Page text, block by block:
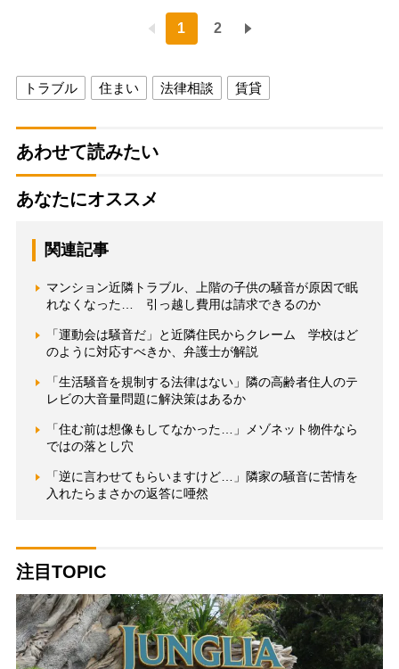
1 2
トラブル 住まい 法律相談 賃貸
あわせて読みたい
あなたにオススメ
関連記事
マンション近隣トラブル、上階の子供の騒音が原因で眠
れなくなった… 引っ越し費用は請求できるのか
「運動会は騒音だ」と近隣住民からクレーム 学校はど
のように対応すべきか、弁護士が解説
「生活騒音を規制する法律はない」隣の高齢者住人のテ
レビの大音量問題に解決策はあるか
「住む前は想像もしてなかった…」メゾネット物件なら
ではの落とし穴
「逆に言わせてもらいますけど…」隣家の騒音に苦情を
入れたらまさかの返答に唖然
注目TOPIC